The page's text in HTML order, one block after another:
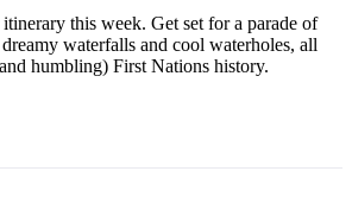
this week. Get set for a parade of
waterfalls and cool waterholes, all
humbling) First Nations history.